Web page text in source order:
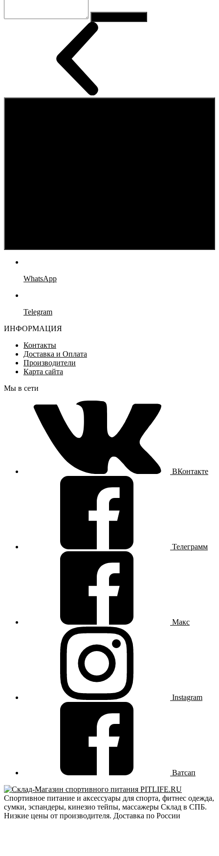
WhatsApp
Telegram
ИНФОРМАЦИЯ
Контакты
Доставка и Оплата
Производители
Карта сайта
Мы в сети
ВКонтакте
Телеграмм
Макс
Instagram
Ватсап
Спортивное питание и аксессуары для спорта, фитнес одежда,
сумки, эспандеры, кинезио тейпы, массажеры Склад в СПБ.
Низкие цены от производителя. Доставка по России